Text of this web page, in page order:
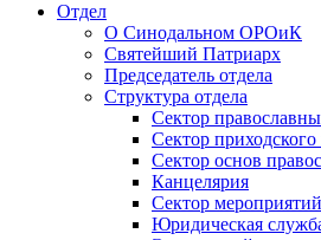
Отдел
О Синодальном ОРОиК
Святейший Патриарх
Председатель отдела
Структура отдела
Сектор
Сектор
Сектор основ
Канцелярия
Сектор
Юридическая